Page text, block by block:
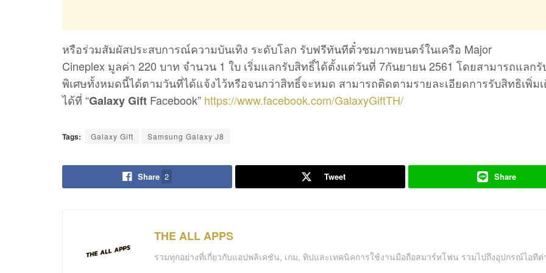
หรือร่วมสัมผัสประสบการณ์ความบันเทิง ระดับโลก รับฟรีทันทีตั๋วชมภาพยนตร์ในเครือ Major
Cineplex มูลค่า 220 บาท จำนวน 1 ใบ เริ่มแลกรับสิทธิ์ได้ตั้งแต่วันที่ 7กันยายน 2561 โดยสามารถแลก
พิเศษทั้งหมดนี้ได้ตามวันที่ได้แจ้งไว้หรือจนกว่าสิทธิ์จะหมด สามารถติดตามรายละเอียดการรับสิทธิเพิ่ม
ได้ที่ “Galaxy Gift Facebook” https://www.facebook.com/GalaxyGiftTH/
Tags: Galaxy Gift Samsung Galaxy J8
Share 2 Tweet Share
THE ALL APPS
รวมทุกอย่างที่เกี่ยวกับแอปพลิเคชัน, เกม, ทิปและเทคนิคการใช้งานมือถือสมาร์ทโฟน รวมไปถึงอุปกรณ์ไอทีต่